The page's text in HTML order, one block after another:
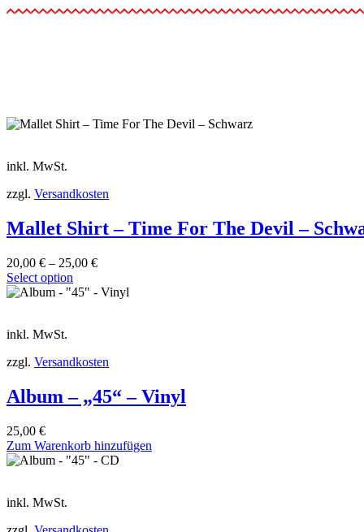
inkl. MwSt.
zzgl. Versandkosten
Mallet Shirt – Time For The Devil –
20,00 € – 25,00 €
Select option
inkl. MwSt.
zzgl. Versandkosten
Album – „45“ – Vinyl
25,00 €
Zum Warenkorb hinzufügen
inkl. MwSt.